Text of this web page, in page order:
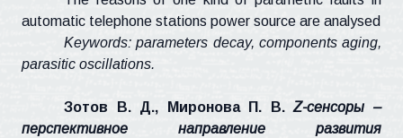
automatic telephone stations power source are analysed
Keywords: parameters decay, components aging,
parasitic oscillations.
Зотов В. Д., Миронова П. В.Z-сенсоры –
перспективное направление развития